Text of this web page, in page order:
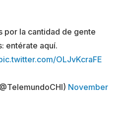
por la cantidad de gente
entérate aquí.
OLJvKcraFE
November